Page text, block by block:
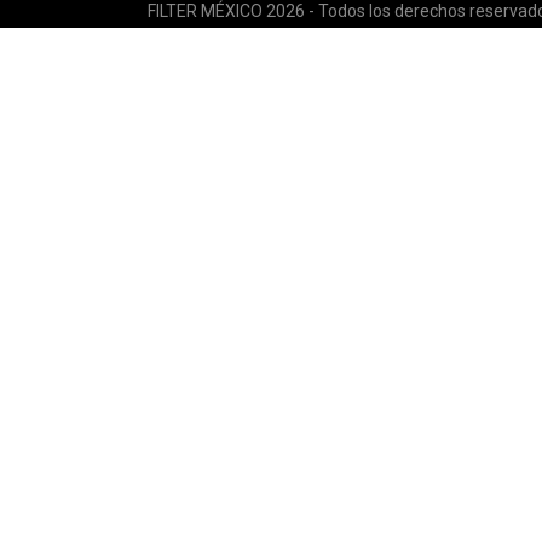
FILTER MÉXICO 2026 - Todos los derechos